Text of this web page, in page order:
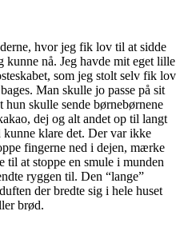
hvor jeg fik lov til at sidde
kunne nå. Jeg havde mit eget lille
som jeg stolt selv fik lov
Man skulle jo passe på sit
skulle sende børnebørnene
dej og alt andet op til langt
kunne klare det. Der var ikke
fingerne ned i dejen, mærke
at stoppe en smule i munden
ryggen til. Den “lange”
der bredte sig i hele huset
brød.